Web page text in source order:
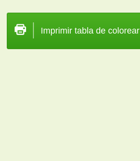
Imprimir tabla de colorear